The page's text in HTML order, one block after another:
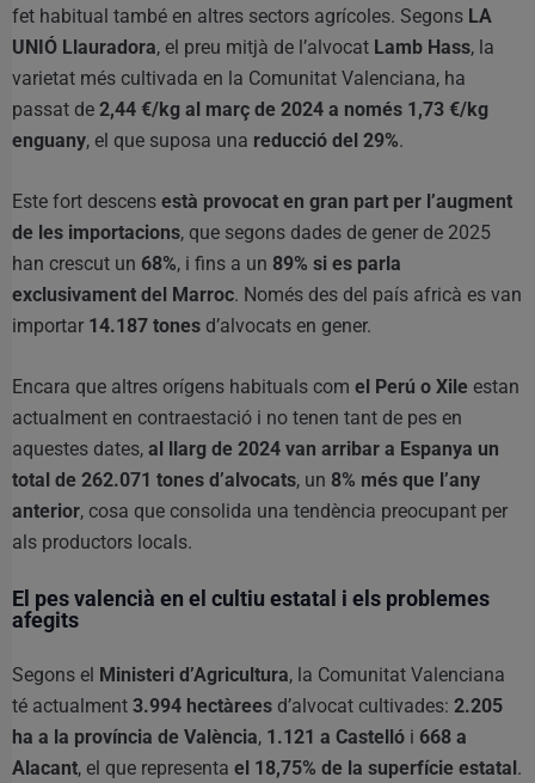
fet habitual també en altres sectors agrícoles. Segons LA
UNIÓ Llauradora, el preu mitjà de l’alvocat Lamb Hass, la
varietat més cultivada en la Comunitat Valenciana, ha
passat de 2,44 €/kg al març de 2024 a només 1,73 €/kg
enguany, el que suposa una reducció del 29%.
Este fort descens està provocat en gran part per l’augment
de les importacions, que segons dades de gener de 2025
han crescut un 68%, i fins a un 89% si es parla
exclusivament del Marroc. Només des del país africà es van
importar 14.187 tones d’alvocats en gener.
Encara que altres orígens habituals com el Perú o Xile estan
actualment en contraestació i no tenen tant de pes en
aquestes dates, al llarg de 2024 van arribar a Espanya un
total de 262.071 tones d’alvocats, un 8% més que l’any
anterior, cosa que consolida una tendència preocupant per
als productors locals.
El pes valencià en el cultiu estatal i els problemes
afegits
Segons el Ministeri d’Agricultura, la Comunitat Valenciana
té actualment 3.994 hectàrees d’alvocat cultivades: 2.205
ha a la província de València, 1.121 a Castelló i 668 a
Alacant, el que representa el 18,75% de la superfície estatal.